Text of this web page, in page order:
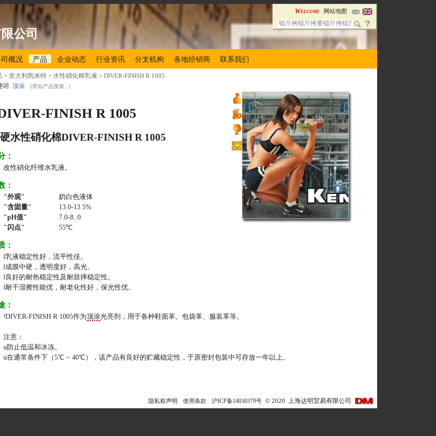
公司
Welcome 网站地图
概况 产品 企业动态 行业资讯 分支机构 各地经销商 联系我们
> 意大利凯米特 > 水性硝化棉乳液 >DIVER-FINISH R 1005
词 :顶涂 [类似产品搜索... ]
FINISH R 1005
水性硝化棉DIVER-FINISH R 1005
：
改性硝化纤维水乳液。
：
外观
奶白色液体
含固量
13.0-13.5%
pH值
7.0-8..0
闪点
55℃
：
l乳液稳定性好，流平性佳。
l成膜中硬，透明度好，高光。
l 良好的耐热稳定性及耐鼓摔稳定性。
l耐干湿擦性能优，耐老化性好，保光性优。
：
²DIVER-FINISH R 1005作为顶涂光亮剂，用于各种鞋面革、包袋革、服装革等。
注意：
u防止低温和冰冻。
u在通常条件下（5℃ ~ 40℃），该产品有良好的贮藏稳定性，于原密封包装中可存放一年以上。
隐私权声明 使用条款 沪ICP备14030379号 ©2020 上海达明贸易有限公司